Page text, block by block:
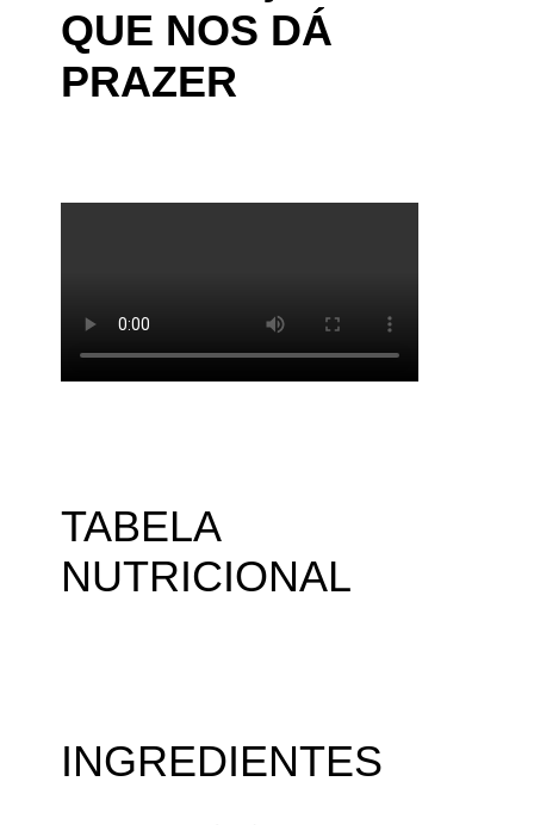
QUE NOS DÁ
PRAZER
TABELA
NUTRICIONAL
INGREDIENTES